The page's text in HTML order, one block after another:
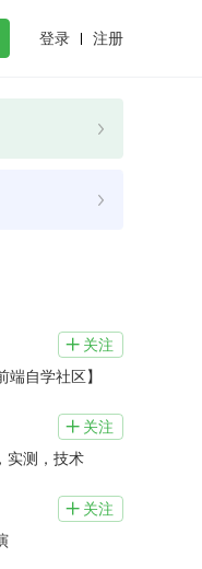
登录 注册
 关注
自学社区】
 关注
实测，技术
 关注